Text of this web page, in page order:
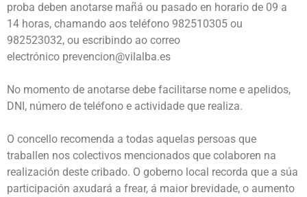
proba deben anotarse mañá ou pasado en horario de 09 a
14 horas, chamando aos teléfono 982510305 ou
982523032, ou escribindo ao correo
electrónico prevencion@vilalba.es
No momento de anotarse debe facilitarse nome e apelidos,
DNI, número de teléfono e actividade que realiza.
O concello recomenda a todas aquelas persoas que
traballen nos colectivos mencionados que colaboren na
realización deste cribado. O goberno local recorda que a súa
participación axudará a frear, á maior brevidade, o aumento